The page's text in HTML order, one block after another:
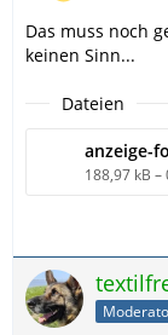
Das muss noch
keinen Sinn...
Dateien
anzeige-
188,97 kB